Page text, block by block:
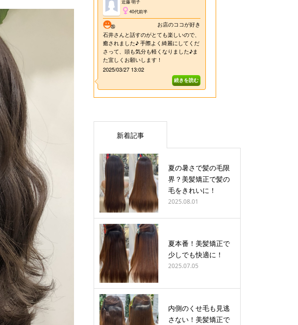
新着記事
夏の暑さで髪の毛限
界？美髪矯正で髪の
毛をきれいに！
2025.08.01
夏本番！美髪矯正で
少しでも快適に！
2025.07.05
内側のくせ毛も見逃
さない！美髪矯正で